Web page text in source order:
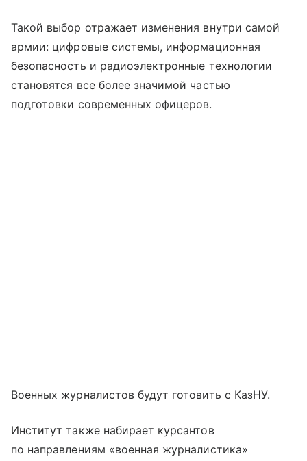
Такой выбор отражает изменения внутри самой
армии: цифровые системы, информационная
безопасность и радиоэлектронные технологии
становятся все более значимой частью
подготовки современных офицеров.
Военных журналистов будут готовить с КазНУ.
Институт также набирает курсантов
по направлениям «военная журналистика»